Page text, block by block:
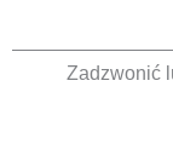
Zadzwonić